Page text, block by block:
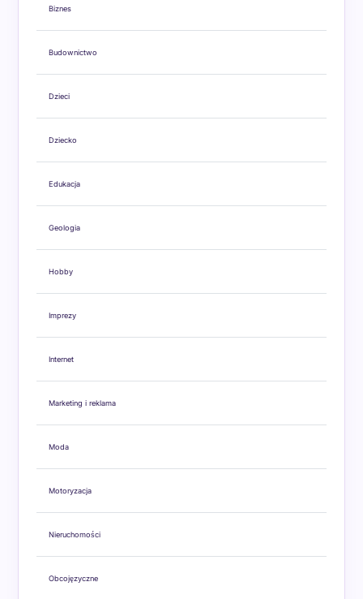
Biznes
Budownictwo
Dzieci
Dziecko
Edukacja
Geologia
Hobby
Imprezy
Internet
Marketing i reklama
Moda
Motoryzacja
Nieruchomości
Obcojęzyczne